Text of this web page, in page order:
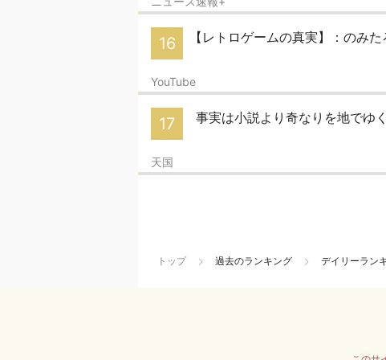
16 【レトロゲームの真実】：のみ
YouTube
17 事実は小説より奇なりを地でゆ
天国
トップ 過去のランキング デイリーラン